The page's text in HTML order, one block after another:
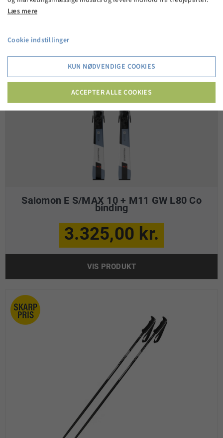
Salomon E S/MAX 10 + M11 GW L80 Co
binding
3.325,00 kr.
VIS PRODUKT
Læs mere
Cookie indstillinger
KUN NØDVENDIGE COOKIES
ACCEPTER ALLE COOKIES